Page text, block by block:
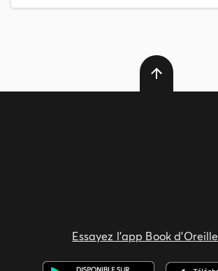
Essayez l'app Book d'Oreille